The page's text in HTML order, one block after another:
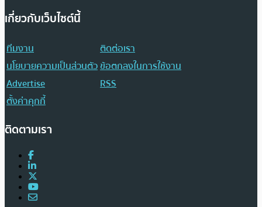
เกี่ยวกับเว็บไซต์นี้
ทีมงาน
ติดต่อเรา
นโยบายความเป็นส่วนตัวข้อตกลงในการใช้งาน
Advertise
RSS
ตั้งค่าคุกกี้
ติดตามเรา